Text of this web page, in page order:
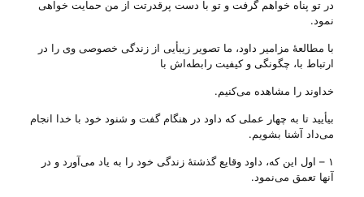
در تو پناه‌ خواهم‌ گرفت‌ و تو با دست‌ پرقدرتت‌ از من‌ حمایت‌ خواهی‌
نمود.
با مطالعهٔ مزامیر داود، ما تصویر زیبأیی از زندگی خصوصی وی را در
ارتباط با، چگونگی و کیفیت رابطه‌اش با
خداوند را مشاهده می‌‌کنیم.
بیأیید تا به چهار عملی که داود در هنگام گفت و شنود خود با خدا انجام
می‌‌داد آشنا بشویم.
۱ – اول این که، داود وقایع گذشتهٔ زندگی خود را به یاد می‌‌آورد و در
آنها تعمق می‌‌نمود.